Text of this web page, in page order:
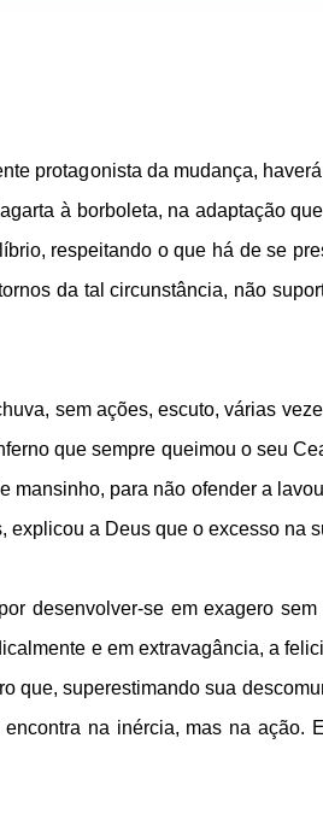
protagonista da mudança,
à borboleta, na adaptação
respeitando o que há de se
da tal circunstância, não
sem ações, escuto, várias
que sempre queimou o seu
para não ofender a
a Deus que o excesso na
desenvolver-se em exagero
e em extravagância, a
que, superestimando sua
na inércia, mas na ação.